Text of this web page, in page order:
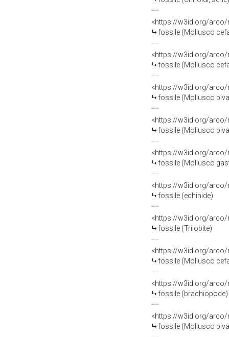
<https://w3id.org/arco/
fossile (Mollusco
<https://w3id.org/arco/
fossile (Mollusco
<https://w3id.org/arco/
fossile (Mollusco
<https://w3id.org/arco/
fossile (Mollusco
<https://w3id.org/arco/
fossile (Mollusco
<https://w3id.org/arco/
fossile (echinide)
<https://w3id.org/arco/
fossile (Trilobite)
<https://w3id.org/arco/
fossile (Mollusco
<https://w3id.org/arco/
fossile (brachiopode)
<https://w3id.org/arco/
fossile (Mollusco